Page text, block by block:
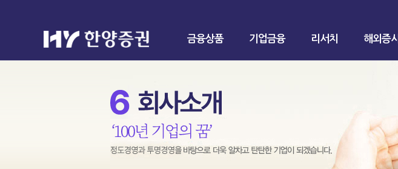
금융상품 기업금융 리서치 해외증시